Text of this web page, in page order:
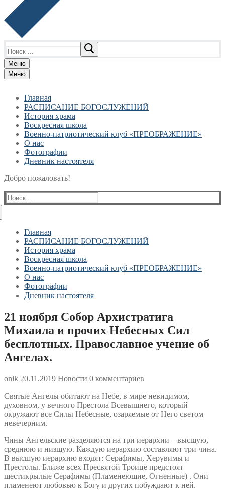
Меню
Меню
Главная
РАСПИСАНИЕ БОГОСЛУЖЕНИЙ
История храма
Воскресная школа
Военно-патриотический клуб «ПРЕОБРАЖЕНИЕ»
О нас
Фотографии
Дневник настоятеля
Добро пожаловать!
Найти:
Главная
РАСПИСАНИЕ БОГОСЛУЖЕНИЙ
История храма
Воскресная школа
Военно-патриотический клуб «ПРЕОБРАЖЕНИЕ»
О нас
Фотографии
Дневник настоятеля
21 ноября Собор Архистратига
Михаила и прочих Небесных Сил
бесплотных. Православное учение об
Ангелах.
onik 20.11.2019 Новости 0 комментариев
Святые Ангелы обитают на Небе, в мире невидимом,
духовном, у вечного Престола Всевышнего, который
окружают все Силы Небесные, озаряемые от Него светом
невечерним.
Чины Ангельские разделяются на три иерархии – высшую,
среднюю и низшую. Каждую иерархию составляют три чина.
В высшую иерархию входят: Серафимы, Херувимы и
Престолы. Ближе всех Пресвятой Троице предстоят
шестикрылые Серафимы (Пламенеющие, Огненные) . Они
пламенеют любовью к Богу и других побуждают к ней.